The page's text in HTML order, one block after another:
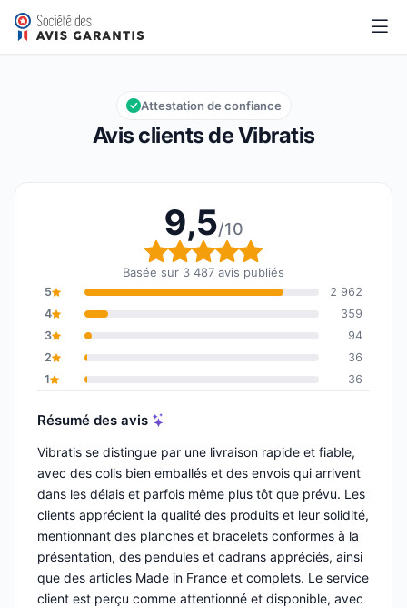
Vibratis
Note globale : 9,5 sur 10
9,5/10
Avis clients de Vibratis
Attestation de confiance
9,5/10
Note globale : 9,5 sur
Basée sur 3 487 avis publiés
5
2 962
4
359
3
94
2
36
1
36
Résumé des avis
Vibratis se distingue par une livraison rapide et fiable,
avec des colis bien emballés et des envois qui arrivent
dans les délais et parfois même plus tôt que prévu. Les
clients apprécient la qualité des produits et leur solidité,
mentionnant des planches et bracelets conformes à la
présentation, des pendules et cadrans appréciés, ainsi
que des articles Made in France et complets. Le service
client est perçu comme attentionné et disponible, avec